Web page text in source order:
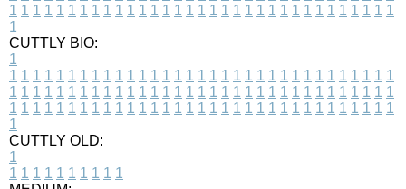
1 1 1 1 1 1 1 1 1 1 1 1 1 1 1 1 1 1 1 1 1 1 1 1 1 1 1 1 1 1 1 1 1
1
CUTTLY BIO:
1
1 1 1 1 1 1 1 1 1 1 1 1 1 1 1 1 1 1 1 1 1 1 1 1 1 1 1 1 1 1 1 1 1
1 1 1 1 1 1 1 1 1 1 1 1 1 1 1 1 1 1 1 1 1 1 1 1 1 1 1 1 1 1 1 1 1
1 1 1 1 1 1 1 1 1 1 1 1 1 1 1 1 1 1 1 1 1 1 1 1 1 1 1 1 1 1 1 1 1
1
CUTTLY OLD:
1
1 1 1 1 1 1 1 1 1 1